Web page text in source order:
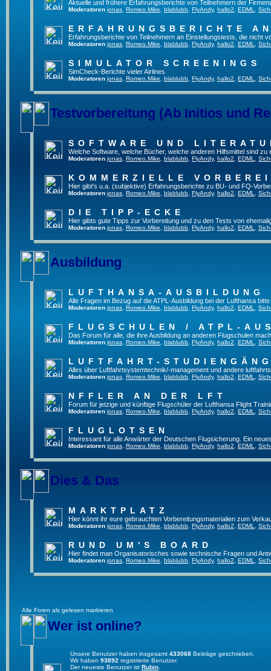
Aktuelle und frühere Erfahrungsberichte von Teilnehmern der
Moderatoren jonas Romeo.Mike blablubb FlyAndy, hallo2 EDML
ERFAHRUNGSBERICHTE
Erfahrungsberichte von Teilnehmern an Einstellungstests, die nicht
Moderatoren jonas Romeo.Mike blablubb FlyAndy, hallo2 EDML
SIMULATOR SCREENINGS
SimCheck-Berichte vieler Airlines
Moderatoren jonas Romeo.Mike blablubb FlyAndy, hallo2 EDML
Testvorbereitung (Ab Initios und
SOFTWARE UND
Welche Software, welche Bücher, welche anderen Hilfsmittel sind zu
Moderatoren jonas Romeo.Mike blablubb FlyAndy, hallo2 EDML
KOMMERZIELLE
Hier gibt's u.a. (subjektive) Erfahrungsberichte zu BU- und FQ-
Moderatoren jonas Romeo.Mike blablubb FlyAndy, hallo2 EDML
DIE TIPP-ECKE
Hier gibts gute Tipps zur Vorbereitung und zu den Tests von
Moderatoren jonas Romeo.Mike blablubb FlyAndy, hallo2 EDML
Ausbildung
LUFTHANSA-AUSBILDUNG
Alle Fragen im Bezug auf die ATPL-Ausbildung bei der Lufthansa
Moderatoren jonas Romeo.Mike blablubb FlyAndy, hallo2 EDML
FLUGSCHULEN / ATPL-
Das Forum für alle, die ihre Ausbildung an anderen Flugschulen
Moderatoren jonas Romeo.Mike blablubb FlyAndy, hallo2 EDML
LUFTFAHRT-
Alles über Luftfahrtsystemtechnik/-management und andere
Moderatoren jonas Romeo.Mike blablubb FlyAndy, hallo2 EDML
NFFLER AN DER LFT
Forum für jetzige und künftige Flugschüler der Lufthansa Flight
Moderatoren jonas Romeo.Mike blablubb FlyAndy, hallo2 EDML
FLUGLOTSEN
Interessant für alle Anwärter der Deutschen Flugsicherung. Ein
Moderatoren jonas Romeo.Mike blablubb FlyAndy, hallo2 EDML
Dies & Das
MARKTPLATZ
Hier könnt ihr eure gebrauchten Vorbereitungsmaterialien zum
Moderatoren jonas Romeo.Mike blablubb FlyAndy, hallo2 EDML
RUND UM'S BOARD
Hier findet man Organisatorisches sowie technische Fragen und
Moderatoren jonas Romeo.Mike blablubb FlyAndy, hallo2 EDML
Alle Foren als gelesen markieren
Wer ist online?
Unsere Benutzer haben insgesamt 433068 Beiträge geschrieben.
Wir haben 93892 registrierte Benutzer.
Der neueste Benutzer ist Rubin